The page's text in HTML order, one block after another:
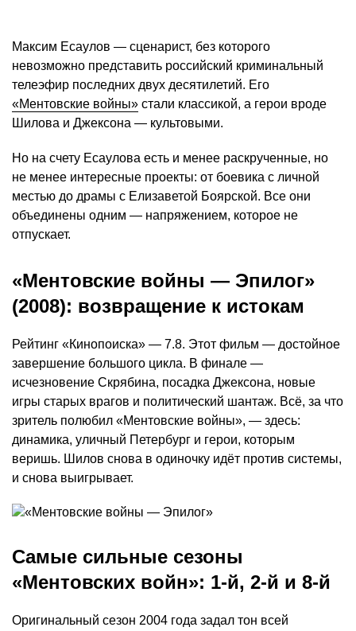
Максим Есаулов — сценарист, без которого
невозможно представить российский криминальный
телеэфир последних двух десятилетий. Его
«Ментовские войны» стали классикой, а герои вроде
Шилова и Джексона — культовыми.
Но на счету Есаулова есть и менее раскрученные, но
не менее интересные проекты: от боевика с личной
местью до драмы с Елизаветой Боярской. Все они
объединены одним — напряжением, которое не
отпускает.
«Ментовские войны — Эпилог»
(2008): возвращение к истокам
Рейтинг «Кинопоиска» — 7.8. Этот фильм — достойное
завершение большого цикла. В финале —
исчезновение Скрябина, посадка Джексона, новые
игры старых врагов и политический шантаж. Всё, за что
зритель полюбил «Ментовские войны», — здесь:
динамика, уличный Петербург и герои, которым
веришь. Шилов снова в одиночку идёт против системы,
и снова выигрывает.
Самые сильные сезоны
«Ментовских войн»: 1-й, 2-й и 8-й
Оригинальный сезон 2004 года задал тон всей